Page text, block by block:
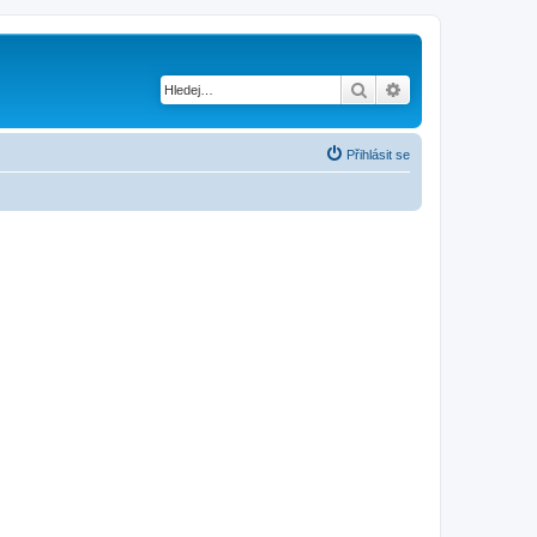
Hledat
Přihlásit se